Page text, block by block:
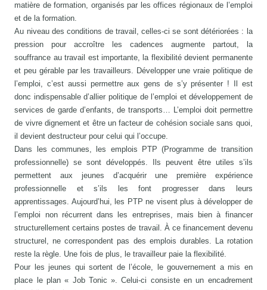
matière de formation, organisés par les offices régionaux de l’emploi
et de la formation.
Au niveau des conditions de travail, celles-ci se sont détériorées : la
pression pour accroître les cadences augmente partout, la
souffrance au travail est importante, la flexibilité devient permanente
et peu gérable par les travailleurs. Développer une vraie politique de
l’emploi, c’est aussi permettre aux gens de s’y présenter ! Il est
donc indispensable d’allier politique de l’emploi et développement de
services de garde d’enfants, de transports… L’emploi doit permettre
de vivre dignement et être un facteur de cohésion sociale sans quoi,
il devient destructeur pour celui qui l’occupe.
Dans les communes, les emplois PTP (Programme de transition
professionnelle) se sont développés. Ils peuvent être utiles s’ils
permettent aux jeunes d’acquérir une première expérience
professionnelle et s’ils les font progresser dans leurs
apprentissages. Aujourd’hui, les PTP ne visent plus à développer de
l’emploi non récurrent dans les entreprises, mais bien à financer
structurellement certains postes de travail. À ce financement devenu
structurel, ne correspondent pas des emplois durables. La rotation
reste la règle. Une fois de plus, le travailleur paie la flexibilité.
Pour les jeunes qui sortent de l’école, le gouvernement a mis en
place le plan « Job Tonic ». Celui-ci consiste en un encadrement